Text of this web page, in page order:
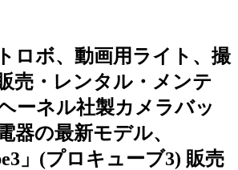
ロボ、動画用ライト、撮
売・レンタル・メンテ
ーネル社製カメラバッ
器の最新モデル、
」(プロキューブ3) 販売